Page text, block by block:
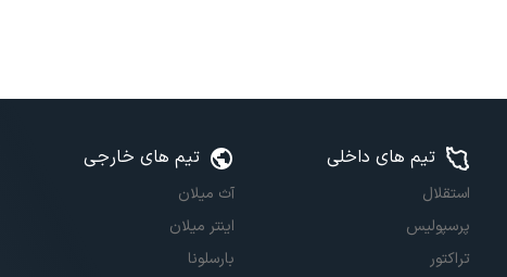
تیم های داخلی
استقلال
پرسپولیس
تراکتور
تیم های خارجی
آث میلان
اینتر میلان
بارسلونا